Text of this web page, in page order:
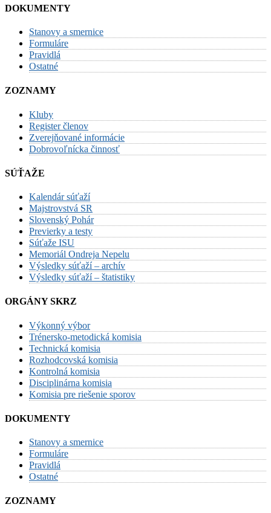
DOKUMENTY
Stanovy a smernice
Formuláre
Pravidlá
Ostatné
ZOZNAMY
Kluby
Register členov
Zverejňované informácie
Dobrovoľnícka činnosť
SÚŤAŽE
Kalendár súťaží
Majstrovstvá SR
Slovenský Pohár
Previerky a testy
Súťaže ISU
Memoriál Ondreja Nepelu
Výsledky súťaží – archív
Výsledky súťaží – štatistiky
ORGÁNY SKRZ
Výkonný výbor
Trénersko-metodická komisia
Technická komisia
Rozhodcovská komisia
Kontrolná komisia
Disciplinárna komisia
Komisia pre riešenie sporov
DOKUMENTY
Stanovy a smernice
Formuláre
Pravidlá
Ostatné
ZOZNAMY